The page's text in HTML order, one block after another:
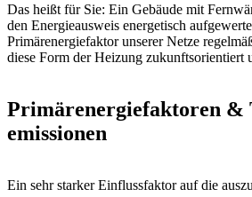
Das heißt für Sie: Ein Gebäude mit
den Energieausweis energetisch
Primärenergiefaktor unserer Netze
diese Form der Heizung zukunftsorientiert
Primär­energie­faktoren &
emissionen
Ein sehr starker Einflussfaktor auf die